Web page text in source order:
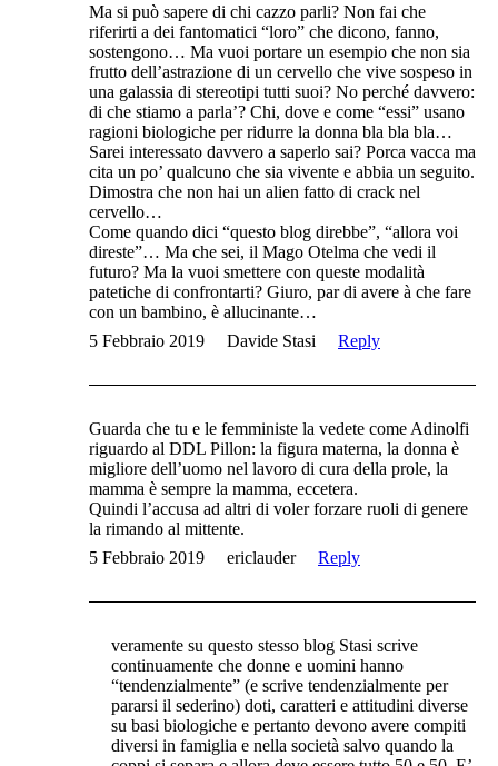
Ma si può sapere di chi cazzo parli? Non fai che
riferirti a dei fantomatici “loro” che dicono, fanno,
sostengono… Ma vuoi portare un esempio che non sia
frutto dell’astrazione di un cervello che vive sospeso in
una galassia di stereotipi tutti suoi? No perché davvero:
di che stiamo a parla’? Chi, dove e come “essi” usano
ragioni biologiche per ridurre la donna bla bla bla…
Sarei interessato davvero a saperlo sai? Porca vacca ma
cita un po’ qualcuno che sia vivente e abbia un seguito.
Dimostra che non hai un alien fatto di crack nel
cervello…
Come quando dici “questo blog direbbe”, “allora voi
direste”… Ma che sei, il Mago Otelma che vedi il
futuro? Ma la vuoi smettere con queste modalità
patetiche di confrontarti? Giuro, par di avere à che fare
con un bambino, è allucinante…
5 Febbraio 2019
Davide Stasi Reply
Guarda che tu e le femministe la vedete come Adinolfi
riguardo al DDL Pillon: la figura materna, la donna è
migliore dell’uomo nel lavoro di cura della prole, la
mamma è sempre la mamma, eccetera.
Quindi l’accusa ad altri di voler forzare ruoli di genere
la rimando al mittente.
5 Febbraio 2019
ericlauder Reply
veramente su questo stesso blog Stasi scrive
continuamente che donne e uomini hanno
“tendenzialmente” (e scrive tendenzialmente per
pararsi il sederino) doti, caratteri e attitudini diverse
su basi biologiche e pertanto devono avere compiti
diversi in famiglia e nella società salvo quando la